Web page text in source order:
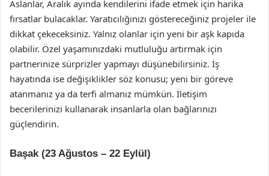
Aslanlar, Aralık ayında kendilerini ifade etmek için harika
fırsatlar bulacaklar. Yaratıcılığınızı göstereceğiniz projeler ile
dikkat çekeceksiniz. Yalnız olanlar için yeni bir aşk kapıda
olabilir. Özel yaşamınızdaki mutluluğu artırmak için
partnerinize sürprizler yapmayı düşünebilirsiniz. İş
hayatında ise değişiklikler söz konusu; yeni bir göreve
atanmanız ya da terfi almanız mümkün. İletişim
becerilerinizi kullanarak insanlarla olan bağlarınızı
güçlendirin.
Başak (23 Ağustos – 22 Eylül)